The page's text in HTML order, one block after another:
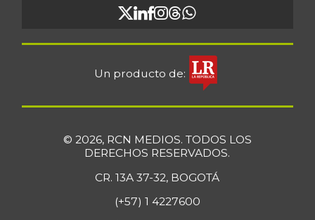
Un producto de:
© 2026, RCN MEDIOS. TODOS LOS
DERECHOS RESERVADOS.
CR. 13A 37-32, BOGOTÁ
(+57) 1 4227600